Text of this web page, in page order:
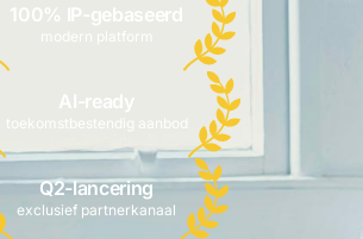
100% IP-gebaseerd
modern platform
AI-ready
toekomstbestendig aanbod
Q2-lancering
exclusief partnerkanaal